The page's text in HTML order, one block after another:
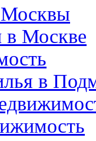
Москвы
в Москве
в